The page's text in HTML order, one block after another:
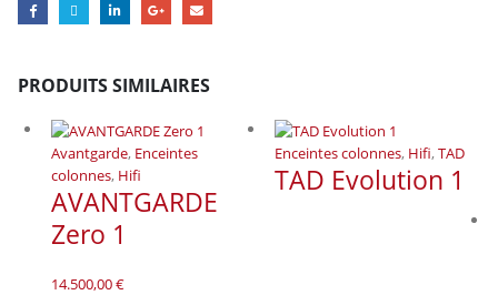
PRODUITS SIMILAIRES
Avantgarde, Enceintes
colonnes, Hifi
AVANTGARDE
Zero 1
14.500,00€
Enceintes colonnes, Hifi,TAD
TAD Evolution 1